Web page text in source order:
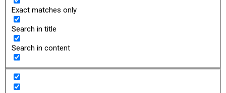
Exact matches only
Search in title
Search in content